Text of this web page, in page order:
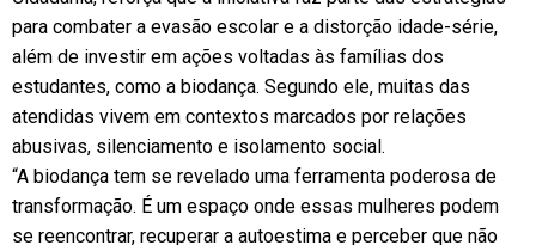
para combater a evasão escolar e a distorção idade-série,
além de investir em ações voltadas às famílias dos
estudantes, como a biodança. Segundo ele, muitas das
atendidas vivem em contextos marcados por relações
abusivas, silenciamento e isolamento social.
“A biodança tem se revelado uma ferramenta poderosa de
transformação. É um espaço onde essas mulheres podem
se reencontrar, recuperar a autoestima e perceber que não